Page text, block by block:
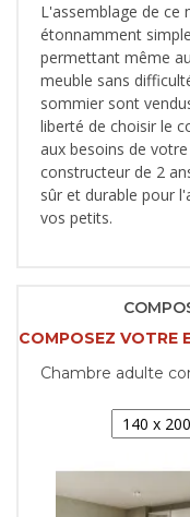
L'assemblage de ce
étonnamment
permettant même
meuble sans
sommier sont
liberté de choisir le
aux besoins de
constructeur de 2
sûr et durable pour
vos petits.
COMPOSEZ VOTRE
Chambre adulte